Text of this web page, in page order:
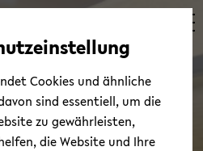
Automatische
vermeiden
zum
wechseln
zum
wechseln
zum
wechseln
Cookies und ähnliche
sind essentiell, um die
zu gewährleisten,
die Website und Ihre